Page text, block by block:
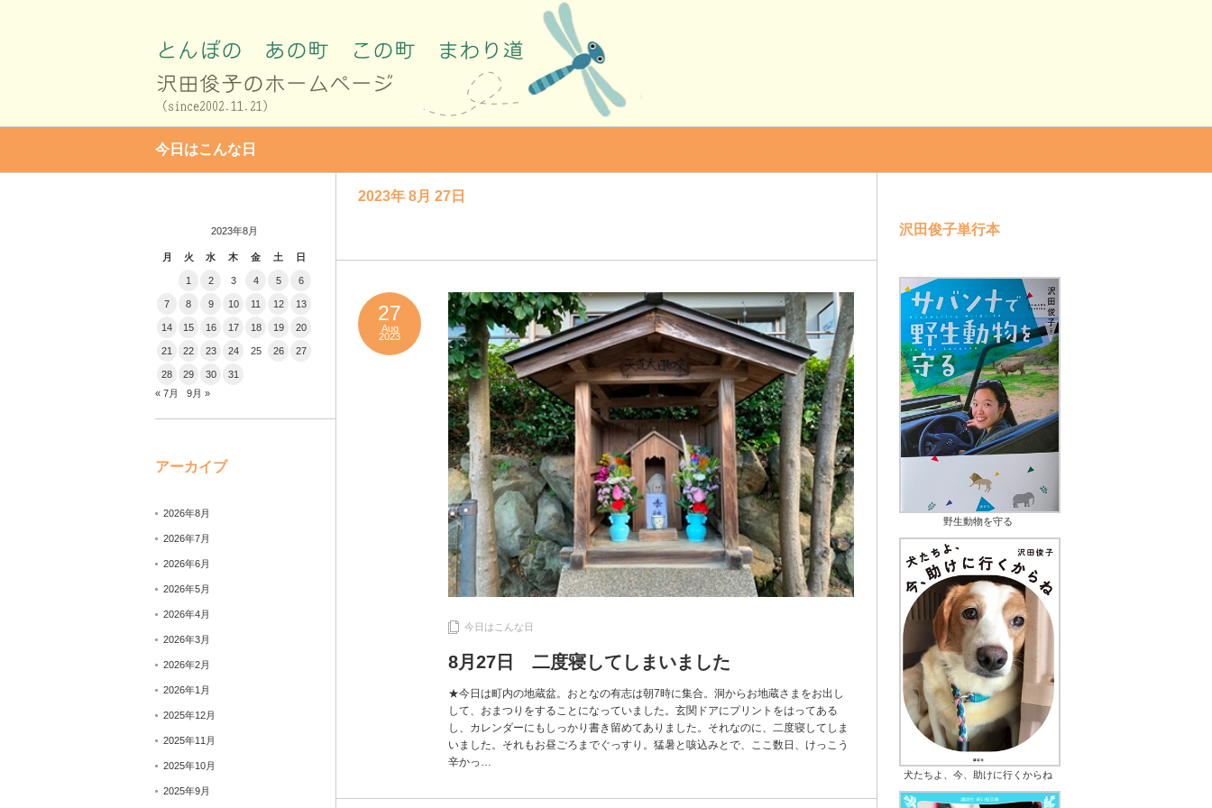
今日はこんな日
2023年 8月 27日
27
Aug
2023
今日はこんな日
8月27日 二度寝してしまいました
★今日は町内の地蔵盆。おとなの有志は朝7時に集合。洞からお地蔵さまをお出し
して、おまつりをすることになっていました。玄関ドアにプリントをはってある
し、カレンダーにもしっかり書き留めてありました。それなのに、二度寝してしま
いました。それもお昼ごろまでぐっすり。猛暑と咳込みとで、ここ数日、けっこう
辛かっ…
2023年8月
月 火 水 木 金 土 日
1 2 3 4 5 6
7 8 9 10 11 12 13
14 15 16 17 18 19 20
21 22 23 24 25 26 27
28 29 30
31
« 7月
9月 »
アーカイブ
2026年8月
2026年7月
2026年6月
2026年5月
2026年4月
2026年3月
2026年2月
2026年1月
2025年12月
2025年11月
2025年10月
2025年9月
沢田俊子単行本
野生動物を守る
犬たちよ、今、助けに行くからね